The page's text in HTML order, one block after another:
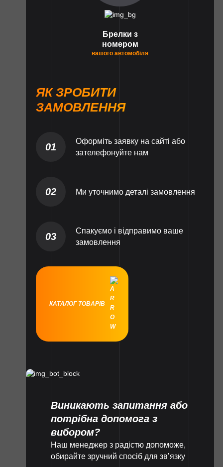
Брелки з
номером
вашого автомобіля
ЯК ЗРОБИТИ
ЗАМОВЛЕННЯ
01
Оформіть заявку на сайті або
зателефонуйте нам
02 Ми уточнимо деталі замовлення
03
Спакуємо і відправимо ваше
замовлення
КАТАЛОГ ТОВАРІВ
Виникають запитання або
потрібна допомога з
вибором?
Наш менеджер з радістю допоможе,
обирайте зручний спосіб для зв’язку